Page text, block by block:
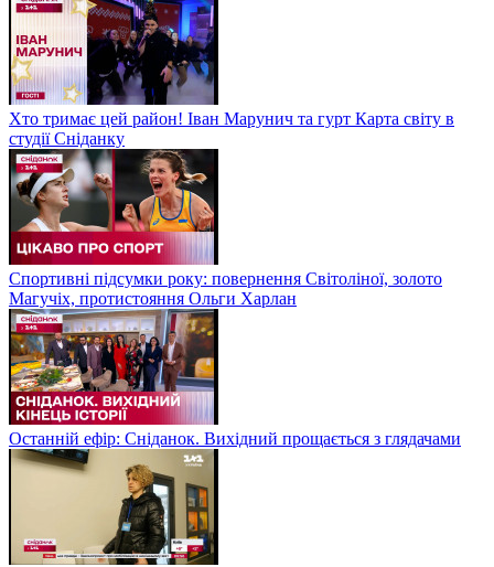
Хто тримає цей район! Іван Марунич та гурт Карта світу в
студії Сніданку
Спортивні підсумки року: повернення Світоліної, золото
Магучіх, протистояння Ольги Харлан
Останній ефір: Сніданок. Вихідний прощається з глядачами